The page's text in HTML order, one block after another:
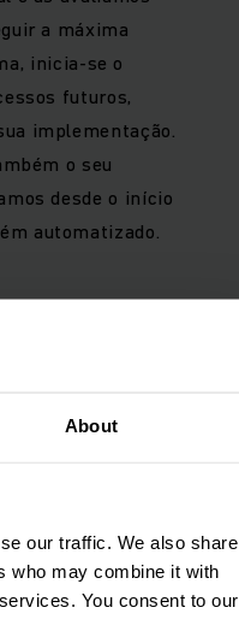
About
our traffic. We also share
who may combine it with
You consent to our
a máxima
inicia-se o
futuros,
implementação.
o seu
desde o início
automatizado.
uma pessoa de
e possui